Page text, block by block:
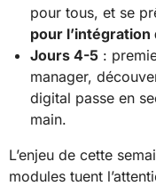
pour tous, et se
pour
Jours 4-5 :
manager,
digital passe en
main.
L’enjeu de cette
modules tuent